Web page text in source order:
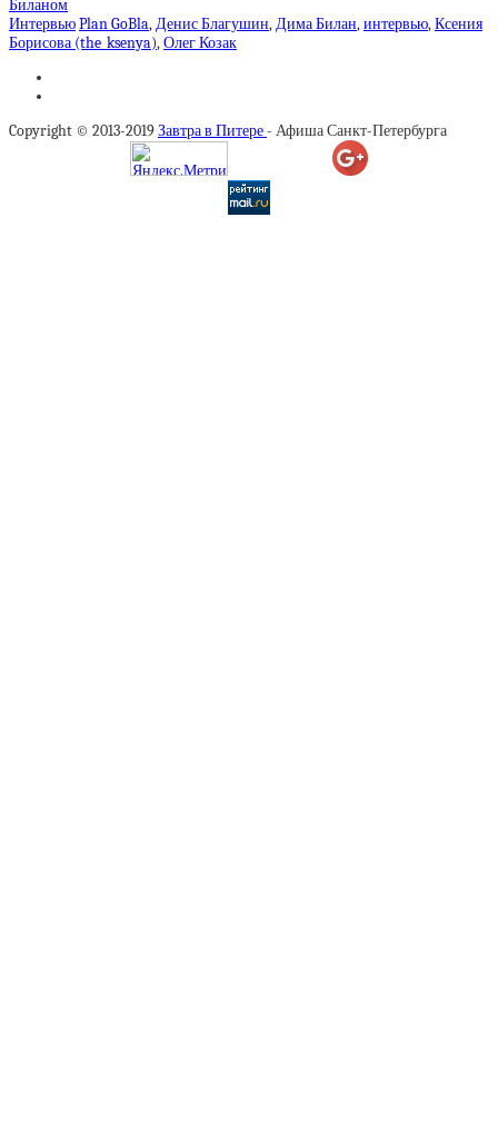
ИнтервьюPlan GoBla,Денис Благушин,Дима Билан,интервью,Ксения
Борисова (the_ksenya),Олег Козак
Copyright © 2013-2019Завтра в Питере- Афиша Санкт-Петербурга